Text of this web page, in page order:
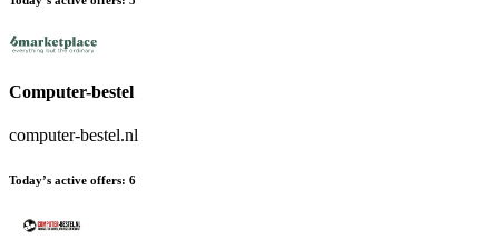
Computer-bestel
computer-bestel.nl
Today’s active offers: 6